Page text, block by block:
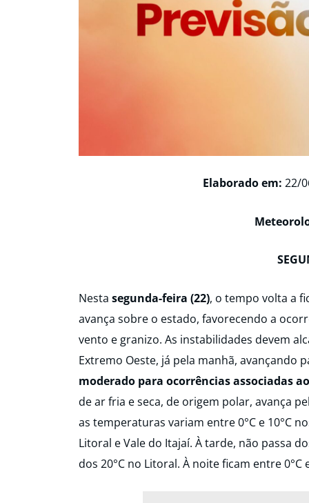
Elaborado em: 22/
Nesta segunda-feira (22), o tempo volta a
avança sobre o estado, favorecendo a
vento e granizo. As instabilidades devem
Extremo Oeste, já pela manhã, avançando
moderado para ocorrências associadas
de ar fria e seca, de origem polar, avança
as temperaturas variam entre 0°C e 10°C
Litoral e Vale do Itajaí. À tarde, não passa
dos 20°C no Litoral. À noite ficam entre 0°C